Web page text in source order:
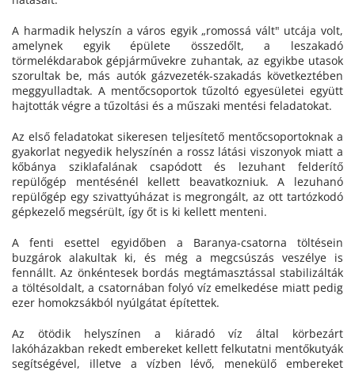
A harmadik helyszín a város egyik „romossá vált" utcája volt,
amelynek egyik épülete összedőlt, a leszakadó
törmelékdarabok gépjárművekre zuhantak, az egyikbe utasok
szorultak be, más autók gázvezeték-szakadás következtében
meggyulladtak. A mentőcsoportok tűzoltó egyesületei együtt
hajtották végre a tűzoltási és a műszaki mentési feladatokat.
Az első feladatokat sikeresen teljesítető mentőcsoportoknak a
gyakorlat negyedik helyszínén a rossz látási viszonyok miatt a
kőbánya sziklafalának csapódott és lezuhant felderítő
repülőgép mentésénél kellett beavatkozniuk. A lezuhanó
repülőgép egy szivattyúházat is megrongált, az ott tartózkodó
gépkezelő megsérült, így őt is ki kellett menteni.
A fenti esettel egyidőben a Baranya-csatorna töltésein
buzgárok alakultak ki, és még a megcsúszás veszélye is
fennállt. Az önkéntesek bordás megtámasztással stabilizálták
a töltésoldalt, a csatornában folyó víz emelkedése miatt pedig
ezer homokzsákból nyúlgátat építettek.
Az ötödik helyszínen a kiáradó víz által körbezárt
lakóházakban rekedt embereket kellett felkutatni mentőkutyák
segítségével, illetve a vízben lévő, menekülő embereket